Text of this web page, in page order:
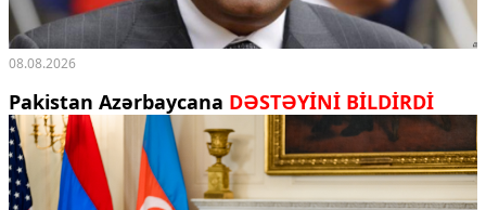
08.08.2026
Pakistan Azərbaycana DƏSTƏYİNİ BİLDİRDİ